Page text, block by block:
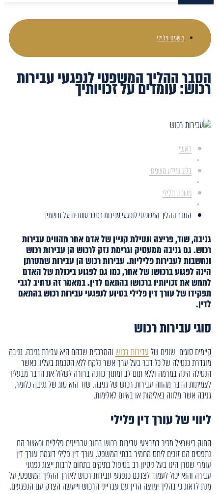
משפט פלילי
הסבר ההליך המשפטי לנפגעי עבירות
רכוש: עומדים על זכויותיך
ראשי
בלוג ומידע משפטי
משפט פלילי
הסבר ההליך המשפטי לנפגעי עבירות רכוש: עומדים על זכויותיך
גניבה, שוד, פריצה ונטילת קניין של אדם אחר מהווים עבירות
רכוש. גם גניבה ממעסיק וגרימת נזק לרכוש הן עבירות רכוש
ונחשבות לעבירות פליליות. עבירות רכוש הן עבירות שמטרתן
הינה לפגוע ברכושו של אחר, כמו גם לפגוע ביכולת של האדם
לממש את זכויותיו ברכושו בהתאם לדין. במאמר זה נרחיב לגבי
תפקידו של עורך דין פלילי בסיוע לנפגעי עבירות רכוש בהתאם
לדין.
סוגי עבירות רכוש
קיימים סוגים שונים שלעבירות רכושוהמרכזית שבהם היא עבירת גניבה. גניבה
מוגדרת כנטילה של כל דבר בעל ערך אשר נלקח ללא הסכמת בעליו. כאשר
הנטילה הינה במרמה וללא תום לב ומתוך כוונה ברורה לשלול את הדבר מבעליו
לצמיתות הדבר מהווה עבירות רכוש של גניבה. שוד הוא סוג של גניבה כלומר,
גניבה אשר מלווה באלימות או באיום לאלימות.
ליווי של עורך דין פלילי
החוק בישראל מכיר במבצעי עבירות רכוש בתור עבריינים פליליים וכאשר הם
נתפסים הם זוכים ליחס מחמיר בבתי המשפט. עורך דין פלילי דוגמת עורך דין
עומרי שטרן הינו בעל ניסיון רב בטיפול בתיקים בתחום לרבות ייצוג נפגעי
עבירה והוא יכול לעמוד לצדכם כנפגעי עבירות רכוש לאורך ההליך המשפטי, על
מנת לדאוג כי בהליך ימוצה הדין עם עברייני הרכוש וייעשה הצדק עם הנפגעים.